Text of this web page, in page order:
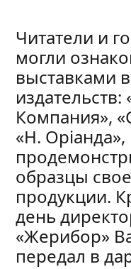
Читатели и
могли
выставками
Компания»,
«Н.
образцы
продукции.
день
«Жерибор»
передал в